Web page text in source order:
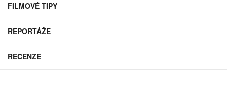
FILMOVÉ TIPY
REPORTÁŽE
RECENZE